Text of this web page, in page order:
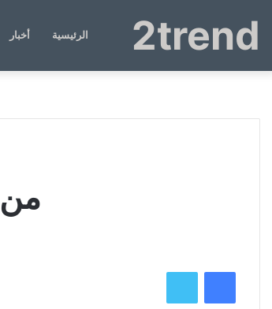
2trend الرئيسية أخبار
من
فيسبوك تويتر